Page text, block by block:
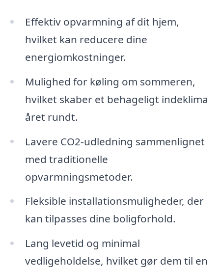
Effektiv opvarmning af dit hjem,
hvilket kan reducere dine
energiomkostninger.
Mulighed for køling om sommeren,
hvilket skaber et behageligt indeklima
året rundt.
Lavere CO2-udledning sammenlignet
med traditionelle
opvarmningsmetoder.
Fleksible installationsmuligheder, der
kan tilpasses dine boligforhold.
Lang levetid og minimal
vedligeholdelse, hvilket gør dem til en